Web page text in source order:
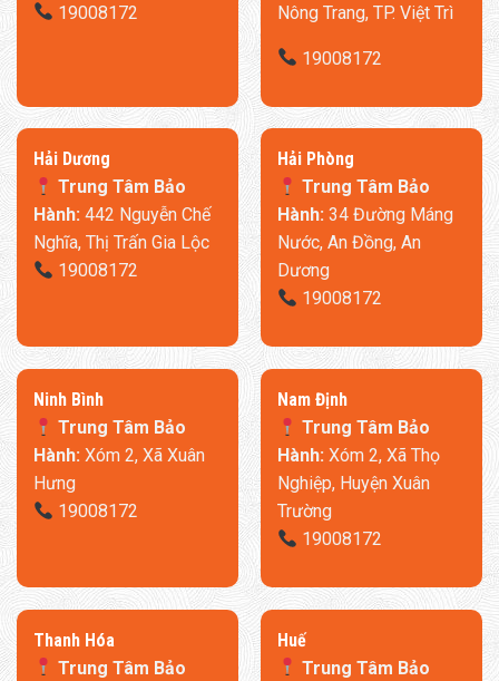
19008172
Nông Trang, TP. Việt Trì
19008172
​Hải Dương
Trung Tâm Bảo
Hành:442 Nguyễn Chế
Nghĩa, Thị Trấn Gia Lộc
19008172
​Hải Phòng
Trung Tâm Bảo
Hành:34 Đường Máng
Nước, An Đồng, An
Dương
19008172
Ninh Bình
Trung Tâm Bảo
Hành:Xóm 2, Xã Xuân
Hưng
19008172
​Nam Định
Trung Tâm Bảo
Hành:Xóm 2, Xã Thọ
Nghiệp, Huyện Xuân
Trường
19008172
Thanh Hóa
Trung Tâm Bảo
​Huế
Trung Tâm Bảo